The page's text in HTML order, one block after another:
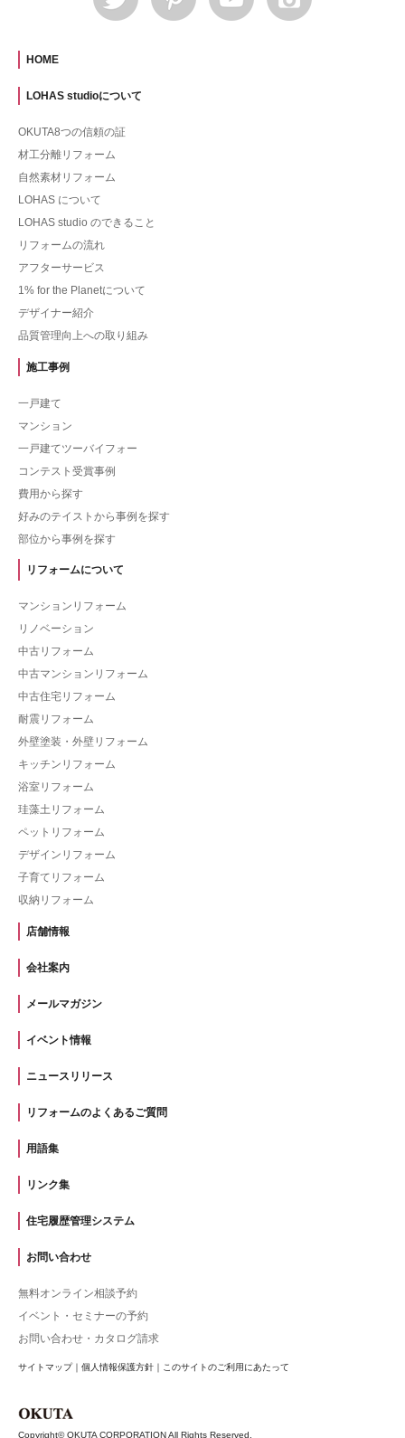
HOME
LOHAS studioについて
OKUTA8つの信頼の証
材工分離リフォーム
自然素材リフォーム
LOHAS について
LOHAS studio のできること
リフォームの流れ
アフターサービス
1% for the Planetについて
デザイナー紹介
品質管理向上への取り組み
施工事例
一戸建て
マンション
一戸建てツーバイフォー
コンテスト受賞事例
費用から探す
好みのテイストから事例を探す
部位から事例を探す
リフォームについて
マンションリフォーム
リノベーション
中古リフォーム
中古マンションリフォーム
中古住宅リフォーム
耐震リフォーム
外壁塗装・外壁リフォーム
キッチンリフォーム
浴室リフォーム
珪藻土リフォーム
ペットリフォーム
デザインリフォーム
子育てリフォーム
収納リフォーム
店舗情報
会社案内
メールマガジン
イベント情報
ニュースリリース
リフォームのよくあるご質問
用語集
リンク集
住宅履歴管理システム
お問い合わせ
無料オンライン相談予約
イベント・セミナーの予約
お問い合わせ・カタログ請求
サイトマップ｜ 個人情報保護方針 ｜ このサイトのご利用にあたって
Copyright© OKUTA CORPORATION All Rights Reserved.